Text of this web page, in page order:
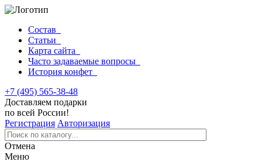
Состав
Статьи
Карта сайта
Часто задаваемые вопросы
История конфет
+7 (495) 565-38-48
Доставляем подарки
по всей России!
Регистрация Авторизация
Отмена
Меню